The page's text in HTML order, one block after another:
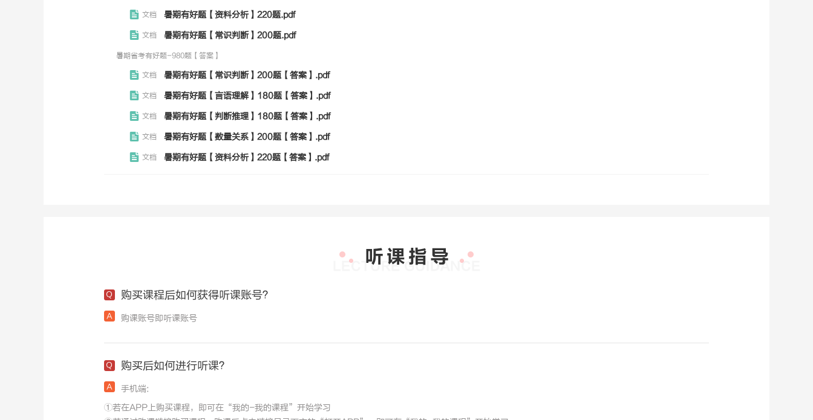
文档 暑期有好题【资料分析】220题.pdf
文档 暑期有好题【常识判断】200题.pdf
暑期省考有好题-980题【答案】
文档 暑期有好题【常识判断】200题【答案】.pdf
文档 暑期有好题【言语理解】180题【答案】.pdf
文档 暑期有好题【判断推理】180题【答案】.pdf
文档 暑期有好题【数量关系】200题【答案】.pdf
文档 暑期有好题【资料分析】220题【答案】.pdf
购买课程后如何获得听课账号？
购课账号即听课账号
购买后如何进行听课？
手机端:
①若在APP上购买课程，即可在“我的-我的课程”开始学习